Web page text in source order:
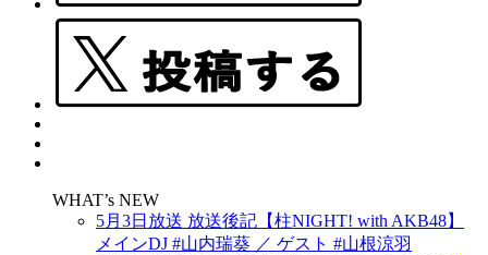
WHAT’s NEW
5月3日放送 放送後記【柱NIGHT! with AKB48】
メインDJ #山内瑞葵 ／ ゲスト #山根涼羽